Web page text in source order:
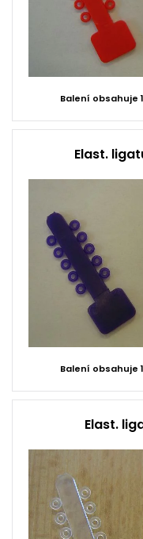
Balení obsahuje
Elast.
Balení obsahuje
Elast.